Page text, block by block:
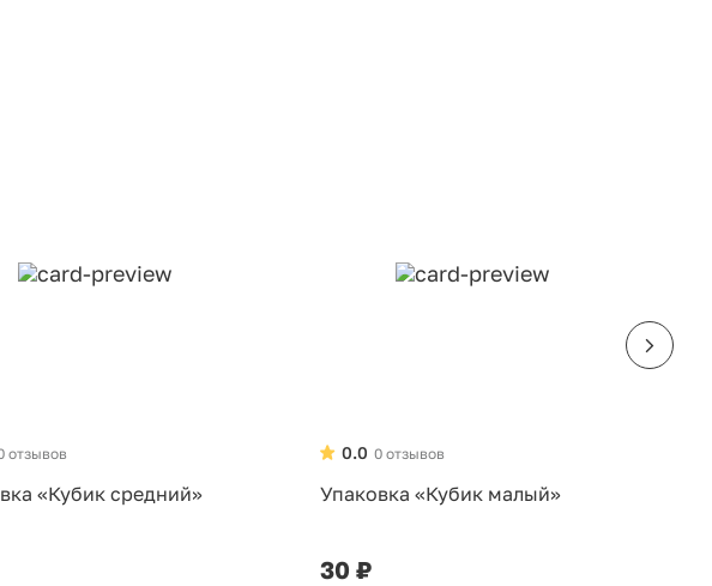
отзывов
«Кубик средний»
0 отзывов
0.0
Упаковка «Кубик малый»
30 ₽